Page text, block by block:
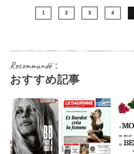
1 2 3 4
Recommandé：
おすすめ記事